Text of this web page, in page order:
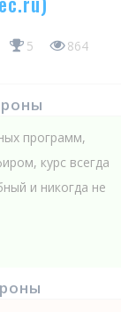
5 864
программ,
курс всегда
и никогда не